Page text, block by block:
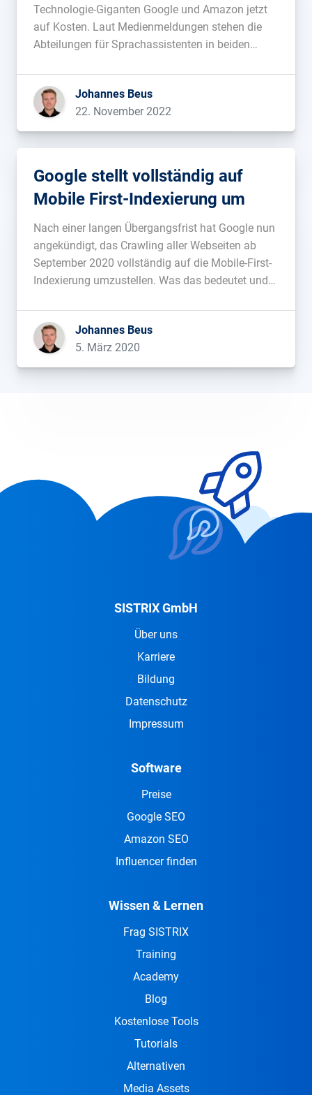
Technologie-Giganten Google und Amazon jetzt
auf Kosten. Laut Medienmeldungen stehen die
Abteilungen für Sprachassistenten in beiden
Bei Amazon soll Alexa für rund 10 Milliarden
jährliche Verluste verantwortlich sein. Alle
Versuche, Alexa zu monetarisieren, seien in der
Vergangenheit fehlgeschlagen. […]...
Johannes Beus
22. November 2022
Google stellt vollständig auf
Mobile First-Indexierung um
Nach einer langen Übergangsfrist hat Google nun
angekündigt, das Crawling aller Webseiten ab
September 2020 vollständig auf die Mobile-First-
Indexierung umzustellen. Was das bedeutet und
Blogpost....
Johannes Beus
5. März 2020
SISTRIX GmbH
Über uns
Karriere
Bildung
Datenschutz
Impressum
Software
Preise
Google SEO
Amazon SEO
Influencer finden
Wissen & Lernen
Frag SISTRIX
Training
Academy
Blog
Kostenlose Tools
Tutorials
Alternativen
Media Assets